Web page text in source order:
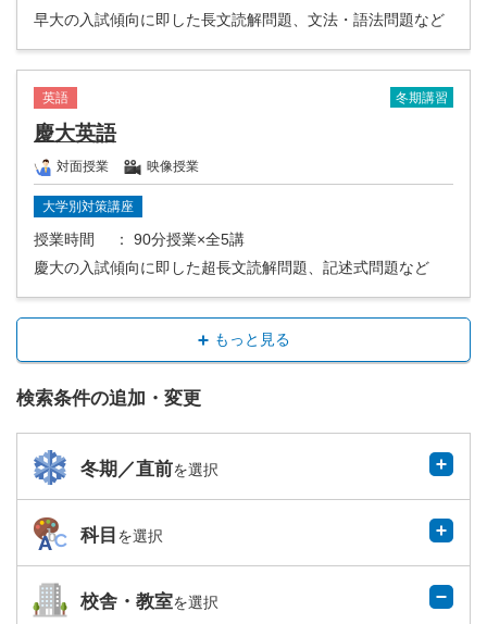
早大の入試傾向に即した長文読解問題、文法・語法問題など
英語 冬期講習
慶大英語
対面授業 映像授業
大学別対策講座
授業時間
： 90分授業×全5講
慶大の入試傾向に即した超長文読解問題、記述式問題など
もっと見る
検索条件の追加・変更
冬期／直前を選択
科目 を選択
校舎・教室を選択